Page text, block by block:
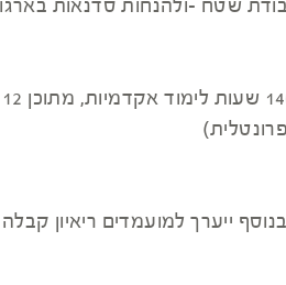
שטח -ולהנחות סדנאות בארגון
ייערך למועמדים ריאיון